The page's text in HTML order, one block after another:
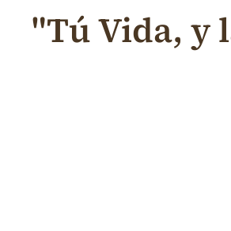
"Tú Vida, y